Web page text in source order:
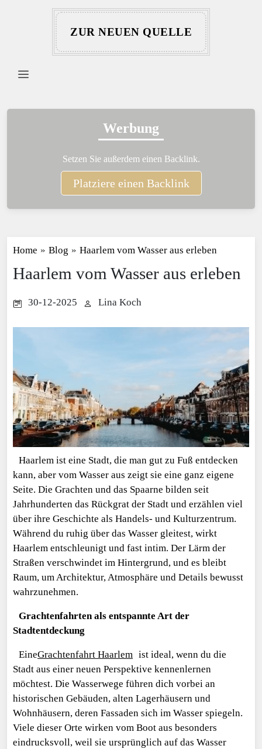
ZUR NEUEN QUELLE
Werbung
Setzen Sie außerdem einen Backlink.
Platziere einen Backlink
Home » Blog » Haarlem vom Wasser aus erleben
Haarlem vom Wasser aus erleben
30-12-2025 Lina Koch
Haarlem ist eine Stadt, die man gut zu Fuß entdecken
kann, aber vom Wasser aus zeigt sie eine ganz eigene
Seite. Die Grachten und das Spaarne bilden seit
Jahrhunderten das Rückgrat der Stadt und erzählen viel
über ihre Geschichte als Handels- und Kulturzentrum.
Während du ruhig über das Wasser gleitest, wirkt
Haarlem entschleunigt und fast intim. Der Lärm der
Straßen verschwindet im Hintergrund, und es bleibt
Raum, um Architektur, Atmosphäre und Details bewusst
wahrzunehmen.
Grachtenfahrten als entspannte Art der
Stadtentdeckung
EineGrachtenfahrt Haarlem ist ideal, wenn du die
Stadt aus einer neuen Perspektive kennenlernen
möchtest. Die Wasserwege führen dich vorbei an
historischen Gebäuden, alten Lagerhäusern und
Wohnhäusern, deren Fassaden sich im Wasser spiegeln.
Viele dieser Orte wirken vom Boot aus besonders
eindrucksvoll, weil sie ursprünglich auf das Wasser